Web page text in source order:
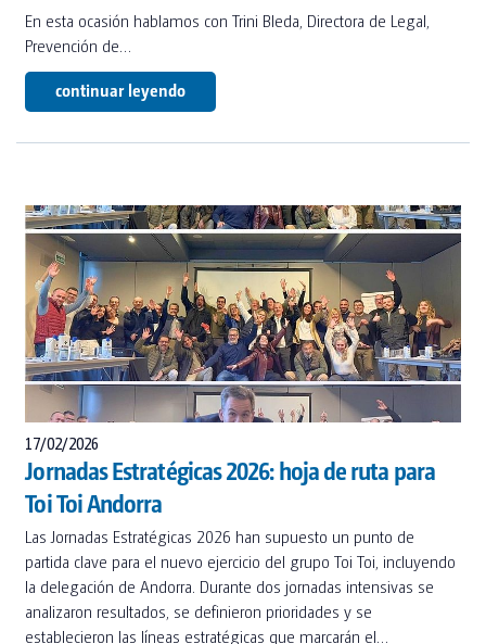
TOI® CONCEPT BASIC
TOI® URBAN
TOI® PMR
TOI® PMR XXL
TOI® BLOCK
TOI® GALAXY
COMPLEMENTOS
TOI® CARE
TOI® AIR HEATER
TOI® PIPI
TOI® PIPI WOMEN X3
TOI® PIPI X4 II
SOLUCIONES DE AGUAS
NUESTROS SERVICIOS
AREA DE SERVICIOS
EVENTOS PRIVADOS
PROFESSIONAL EVENTS
CONSTRUCCIÓN INDUSTRIAL
CONSTRUCCIÓN PRIVADA
SANIDAD Y ALOJAMIENTO PARA RECOLECTORES
FAQ
TOI TOI & DIXI GROUP
CUMPLIMIENTO
NOTICIAS
EMPLEO
NUESTRAS UBICACIONES
En esta ocasión hablamos con Trini Bleda, Directora de Legal,
Prevención de…
continuar leyendo
17/02/2026
Jornadas Estratégicas 2026: hoja de ruta para
Toi Toi Andorra
Las Jornadas Estratégicas 2026 han supuesto un punto de
partida clave para el nuevo ejercicio del grupo Toi Toi, incluyendo
la delegación de Andorra. Durante dos jornadas intensivas se
analizaron resultados, se definieron prioridades y se
establecieron las líneas estratégicas que marcarán el…